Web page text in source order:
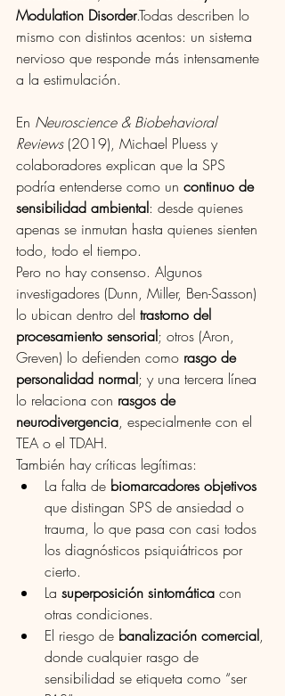
Modulation Disorder.Todas describen lo
mismo con distintos acentos: un sistema
nervioso que responde más intensamente
a la estimulación.
En Neuroscience & Biobehavioral
Reviews (2019), Michael Pluess y
colaboradores explican que la SPS
podría entenderse como un continuo de
sensibilidad ambiental: desde quienes
apenas se inmutan hasta quienes sienten
todo, todo el tiempo.
Pero no hay consenso. Algunos
investigadores (Dunn, Miller, Ben-Sasson)
lo ubican dentro del trastorno del
procesamiento sensorial; otros (Aron,
Greven) lo defienden como rasgo de
personalidad normal; y una tercera línea
lo relaciona con rasgos de
neurodivergencia, especialmente con el
TEA o el TDAH.
También hay críticas legítimas:
La falta de biomarcadores objetivos
que distingan SPS de ansiedad o
trauma, lo que pasa con casi todos
los diagnósticos psiquiátricos por
cierto.
La superposición sintomática con
otras condiciones.
El riesgo de banalización comercial,
donde cualquier rasgo de
sensibilidad se etiqueta como “ser